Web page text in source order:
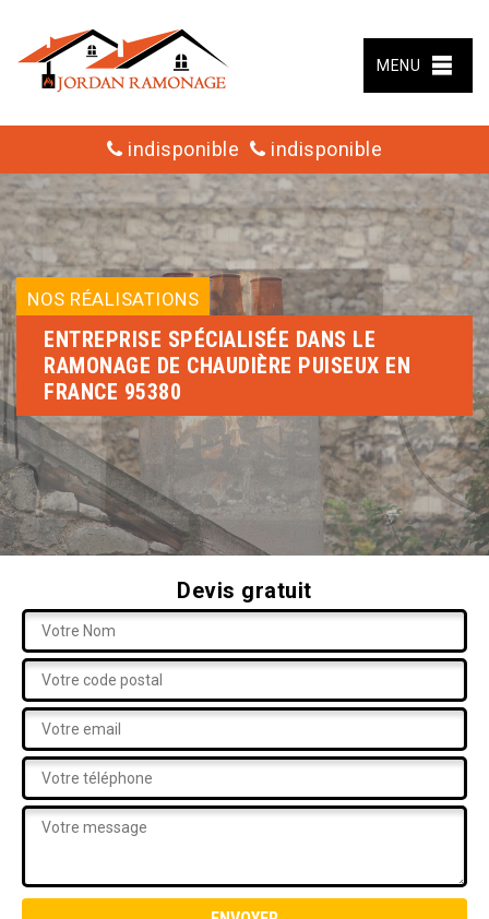
MENU
indisponible indisponible
NOS RÉALISATIONS
ENTREPRISE SPÉCIALISÉE DANS LE
RAMONAGE DE CHAUDIÈRE PUISEUX EN
FRANCE 95380
Devis gratuit